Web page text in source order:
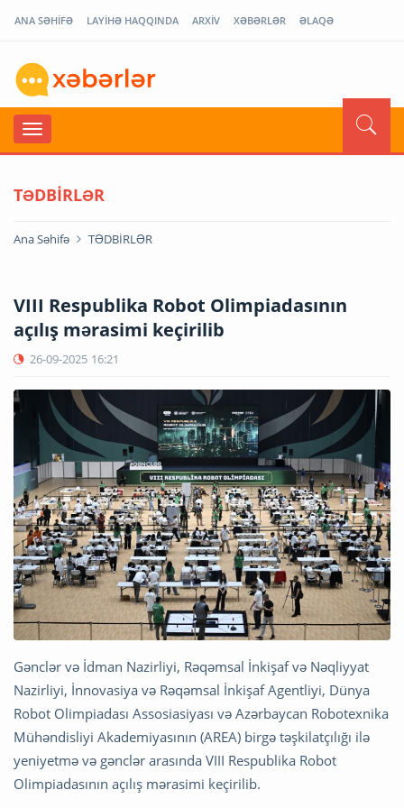
ANA SƏHİFƏ LAYİHƏ HAQQINDA ARXİV XƏBƏRLƏR ƏLAQƏ
TƏDBİRLƏR
Ana Səhifə TƏDBİRLƏR
VIII Respublika Robot Olimpiadasının
açılış mərasimi keçirilib
26-09-2025 16:21
Gənclər və İdman Nazirliyi, Rəqəmsal İnkişaf və Nəqliyyat
Nazirliyi, İnnovasiya və Rəqəmsal İnkişaf Agentliyi, Dünya
Robot Olimpiadası Assosiasiyası və Azərbaycan Robotexnika
Mühəndisliyi Akademiyasının (AREA) birgə təşkilatçılığı ilə
yeniyetmə və gənclər arasında VIII Respublika Robot
Olimpiadasının açılış mərasimi keçirilib.